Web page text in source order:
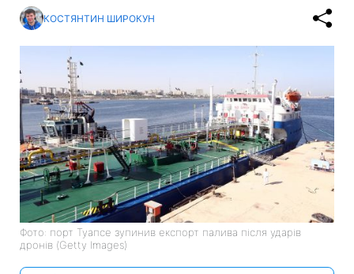
КОСТЯНТИН ШИРОКУН
Фото: порт Туапсе зупинив експорт палива після ударів
дронів (Getty Images)